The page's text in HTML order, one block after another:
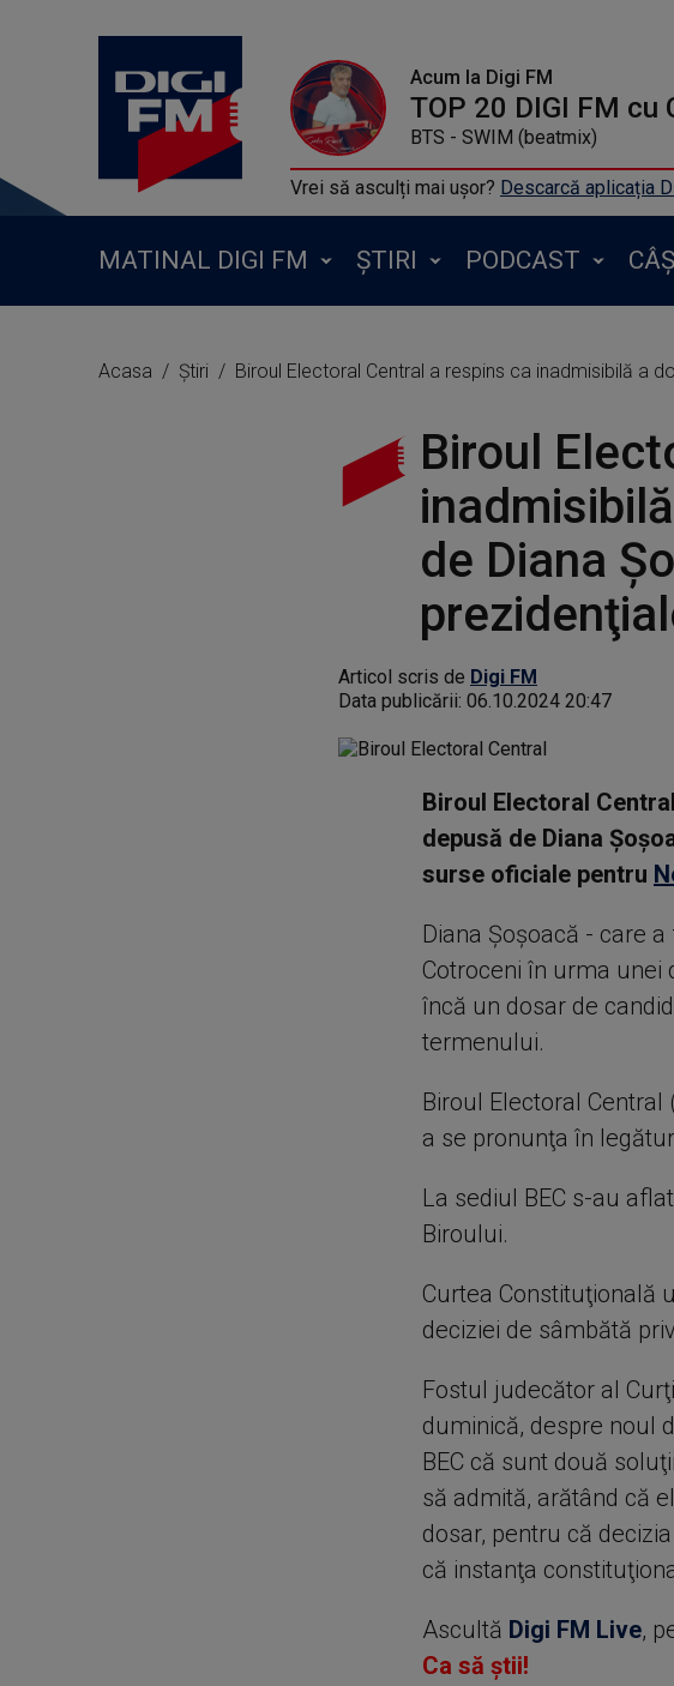
Acum la Digi FM
BTS - SWIM (beatmix)
Vrei să asculți mai ușor? Descarcă aplicația
MATINAL DIGI FM ȘTIRI PODCAST
Acasa Știri Biroul Electoral Central a respins ca inadmisibilă a
Biroul
de Diana
Articol scris de Digi FM
Data publicării: 06.10.2024 20:47
Biroul Electoral
depusă de Diana
surse oficiale pentru
Diana Şoşoacă - care
Cotroceni în urma unei
încă un dosar de
termenului.
Biroul Electoral Central
a se pronunţa în
La sediul BEC s-au
Biroului.
Curtea Constituţională
deciziei de sâmbătă
Fostul judecător al
duminică, despre noul
BEC că sunt două
să admită, arătând că
dosar, pentru că
că instanţa
Ascultă Digi FM Live,
Ca să știi!